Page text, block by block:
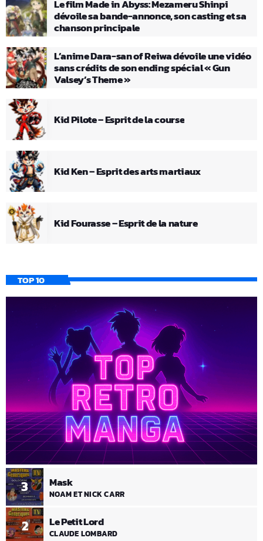
Le film Made in Abyss: Mezameru Shinpi
dévoile sa bande-annonce, son casting et sa
chanson principale
L’anime Dara-san of Reiwa dévoile une vidéo
sans crédits de son ending spécial « Gun
Valsey’s Theme »
Kid Pilote – Esprit de la course
Kid Ken – Esprit des arts martiaux
Kid Fourasse – Esprit de la nature
TOP 10
2 Le Petit Lord
CLAUDE LOMBARD
3 Mask
NOAM ET NICK CARR